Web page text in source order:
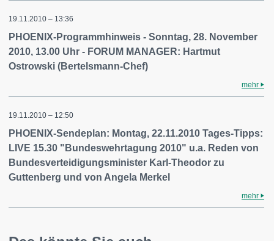
19.11.2010 – 13:36
PHOENIX-Programmhinweis - Sonntag, 28. November
2010, 13.00 Uhr - FORUM MANAGER: Hartmut
Ostrowski (Bertelsmann-Chef)
mehr
19.11.2010 – 12:50
PHOENIX-Sendeplan: Montag, 22.11.2010 Tages-Tipps:
LIVE 15.30 "Bundeswehrtagung 2010" u.a. Reden von
Bundesverteidigungsminister Karl-Theodor zu
Guttenberg und von Angela Merkel
mehr